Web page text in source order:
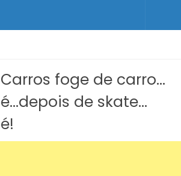
foge de carro…
de skate…